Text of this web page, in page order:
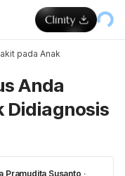
pada Anak
Anda
Didiagnosis
Pramudita Susanto ·